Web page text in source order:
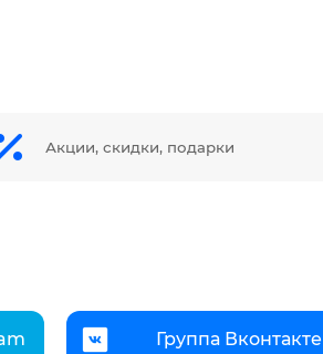
Акции, скидки, подарки
Группа Вконтакте